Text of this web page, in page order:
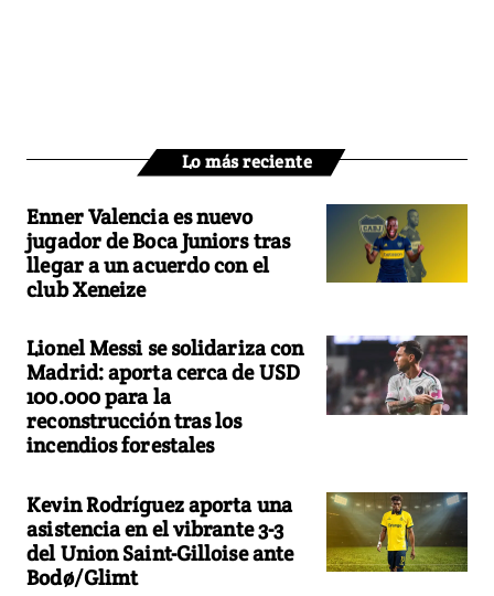
Lo más reciente
Enner Valencia es nuevo
jugador de Boca Juniors tras
llegar a un acuerdo con el
club Xeneize
Lionel Messi se solidariza con
Madrid: aporta cerca de USD
100.000 para la
reconstrucción tras los
incendios forestales
Kevin Rodríguez aporta una
asistencia en el vibrante 3-3
del Union Saint-Gilloise ante
Bodø/Glimt